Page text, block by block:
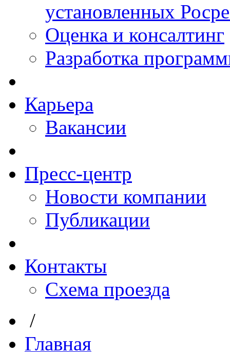
установленных
Оценка и консалтинг
Разработка
Карьера
Вакансии
Пресс-центр
Новости компании
Публикации
Контакты
Схема проезда
/
Главная